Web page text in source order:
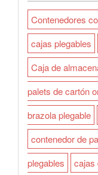
Contenedores
cajas plegables
Caja de
palets de cartón
brazola plegable
contenedor de
plegables
cajas